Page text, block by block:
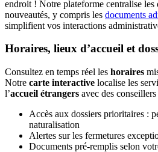
endroit ! Notre plateforme centralise les
nouveautés, y compris les documents
simplifient vos interactions
Horaires, lieux d’accueil et
Consultez en temps réel les horaires
Notre carte interactive localise les
l’accueil étrangers avec des
Accès aux dossiers prioritaires :
naturalisation
Alertes sur les fermetures
Documents pré-remplis selon